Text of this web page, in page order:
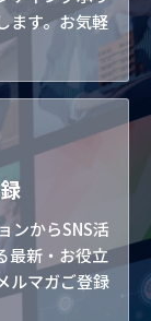
ます。お気軽
ンからSNS活
最新・お役立
ルマガご登録